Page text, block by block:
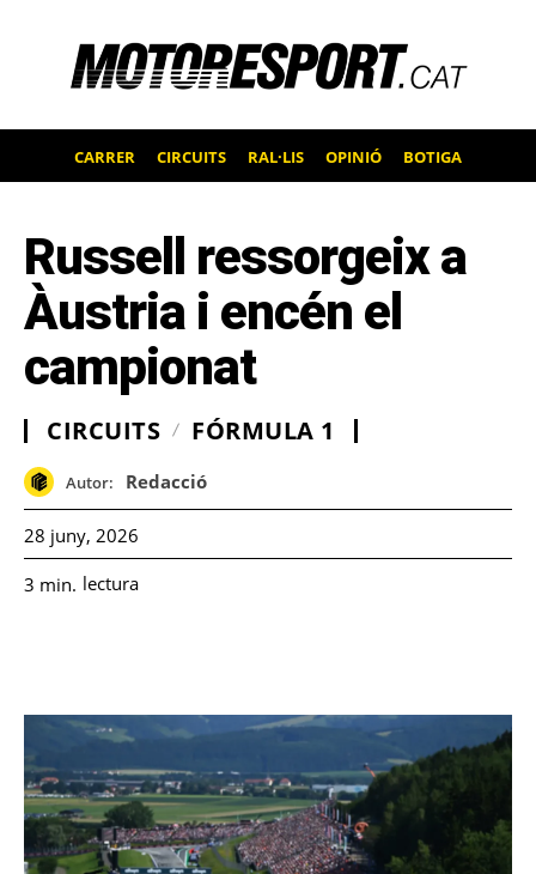
CARRER CIRCUITS RAL·LIS OPINIÓ BOTIGA
Russell ressorgeix a
Àustria i encén el
campionat
CIRCUITS FÓRMULA 1
Autor: Redacció
28 juny, 2026
3 min. lectura